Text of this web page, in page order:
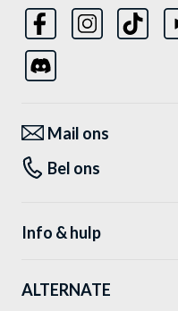
Mail ons
Bel ons
Info & hulp
ALTERNATE